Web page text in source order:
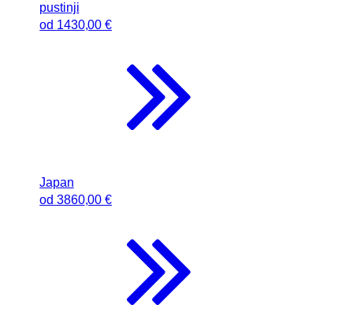
pustinji
od 1430,00 €
Japan
od 3860,00 €